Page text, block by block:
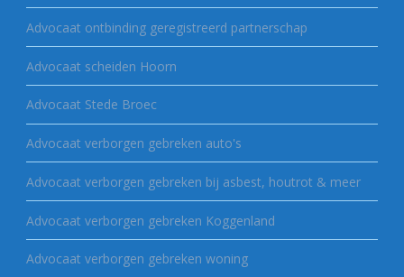
Advocaat ontbinding geregistreerd partnerschap
Advocaat scheiden Hoorn
Advocaat Stede Broec
Advocaat verborgen gebreken auto's
Advocaat verborgen gebreken bij asbest, houtrot & meer
Advocaat verborgen gebreken Koggenland
Advocaat verborgen gebreken woning